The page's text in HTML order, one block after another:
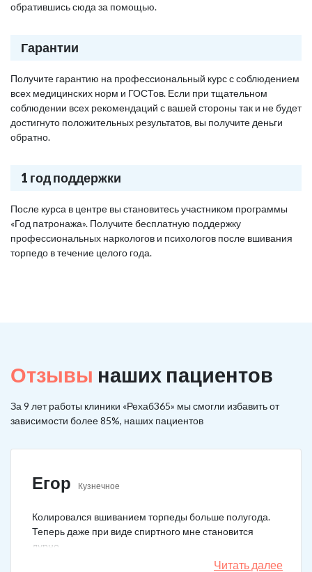
обратившись сюда за помощью.
Гарантии
Получите гарантию на профессиональный курс с соблюдением
всех медицинских норм и ГОСТов. Если при тщательном
соблюдении всех рекомендаций с вашей стороны так и не будет
достигнуто положительных результатов, вы получите деньги
обратно.
1 год поддержки
После курса в центре вы становитесь участником программы
«Год патронажа». Получите бесплатную поддержку
профессиональных наркологов и психологов после вшивания
торпедо в течение целого года.
Отзывы наших пациентов
За 9 лет работы клиники «Рехаб365» мы смогли избавить от
зависимости более 85%, наших пациентов
Егор Кузнечное
Колировался вшиванием торпеды больше полугода.
Теперь даже при виде спиртного мне становится
дурно.
Читать далее